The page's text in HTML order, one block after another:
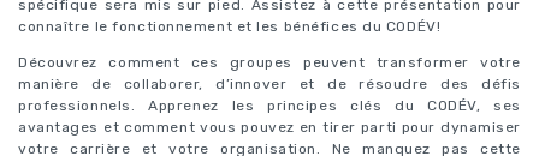
spécifique sera mis sur pied. Assistez à cette présentation pour
connaître le fonctionnement et les bénéfices du CODÉV!
Découvrez comment ces groupes peuvent transformer votre
manière de collaborer, d’innover et de résoudre des défis
professionnels. Apprenez les principes clés du CODÉV, ses
avantages et comment vous pouvez en tirer parti pour dynamiser
votre carrière et votre organisation. Ne manquez pas cette